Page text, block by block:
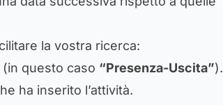
la vostra ricerca:
questo caso “Presenza-Uscita”).
ha inserito l’attività.